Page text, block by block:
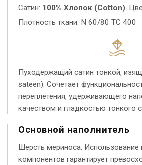
Сатин: 100% Хлопок (Cotton).
Плотность ткани: N 60/80 TC 400
Пуходержащий сатин тонкой,
sateen). Сочетает
переплетения, удерживающего
качеством и гладкостью тонкого
Основной наполнитель
Шерсть мериноса. Использование
компонентов гарантирует